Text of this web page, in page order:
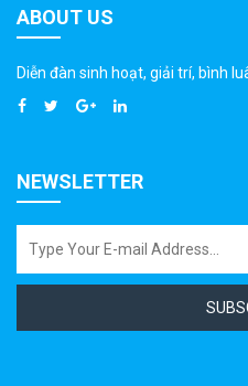
ABOUT US
Diễn đàn sinh hoạt, giải trí, bình
NEWSLETTER